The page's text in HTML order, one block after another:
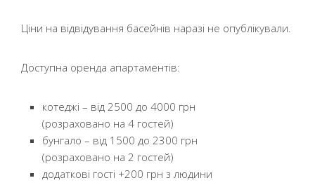
Ціни на відвідування басейнів наразі не опублікували.
Доступна оренда апартаментів:
котеджі – від 2500 до 4000 грн
(розраховано на 4 гостей)
бунгало – від 1500 до 2300 грн
(розраховано на 2 гостей)
додаткові гості +200 грн з людини